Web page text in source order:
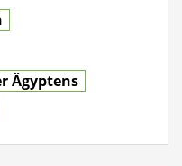
Ägyptens